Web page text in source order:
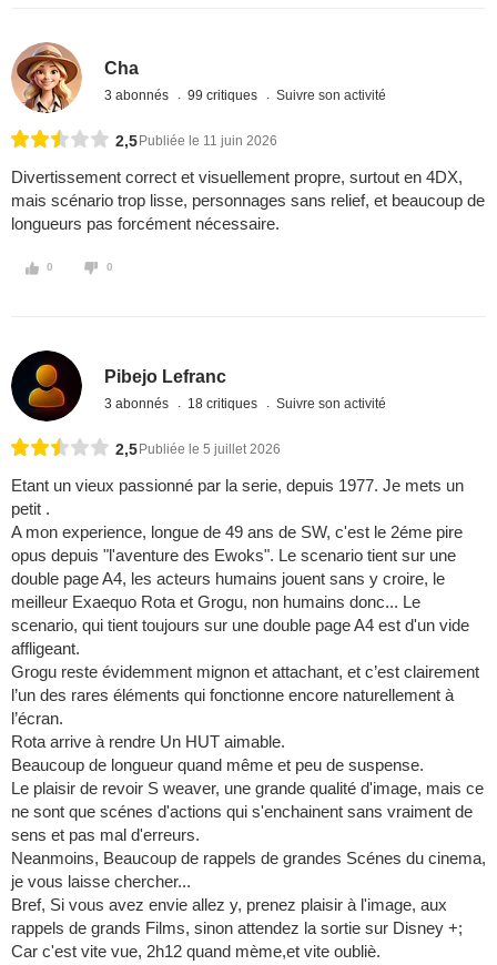
Cha
3 abonnés 99 critiques Suivre son activité
2,5 Publiée le 11 juin 2026
Divertissement correct et visuellement propre, surtout en 4DX,
mais scénario trop lisse, personnages sans relief, et beaucoup de
longueurs pas forcément nécessaire.
0 0
Pibejo Lefranc
3 abonnés 18 critiques Suivre son activité
2,5 Publiée le 5 juillet 2026
Etant un vieux passionné par la serie, depuis 1977. Je mets un
petit .
A mon experience, longue de 49 ans de SW, c'est le 2éme pire
opus depuis "l'aventure des Ewoks". Le scenario tient sur une
double page A4, les acteurs humains jouent sans y croire, le
meilleur Exaequo Rota et Grogu, non humains donc... Le
scenario, qui tient toujours sur une double page A4 est d'un vide
affligeant.
Grogu reste évidemment mignon et attachant, et c’est clairement
l’un des rares éléments qui fonctionne encore naturellement à
l’écran.
Rota arrive à rendre Un HUT aimable.
Beaucoup de longueur quand même et peu de suspense.
Le plaisir de revoir S weaver, une grande qualité d'image, mais ce
ne sont que scénes d'actions qui s'enchainent sans vraiment de
sens et pas mal d'erreurs.
Neanmoins, Beaucoup de rappels de grandes Scénes du cinema,
je vous laisse chercher...
Bref, Si vous avez envie allez y, prenez plaisir à l'image, aux
rappels de grands Films, sinon attendez la sortie sur Disney +;
Car c'est vite vue, 2h12 quand mème,et vite oubliè.